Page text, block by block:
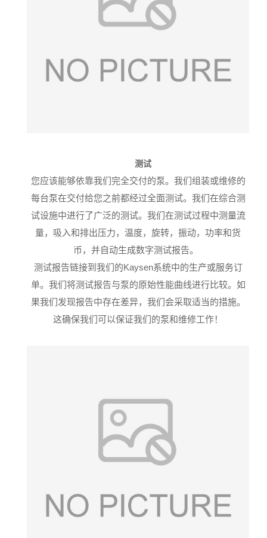
测试
您应该能够依靠我们完全交付的泵。 我们组装或维修的
每台泵在交付给您之前都经过全面测试。 我们在综合测
试设施中进行了广泛的测试。 我们在测试过程中测量流
量，吸入和排出压力，温度，旋转，振动，功率和货
币，并自动生成数字测试报告。
测试报告链接到我们的Kaysen系统中的生产或服务订
单。我们将测试报告与泵的原始性能曲线进行比较。如
果我们发现报告中存在差异，我们会采取适当的措施。
这确保我们可以保证我们的泵和维修工作！